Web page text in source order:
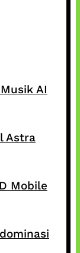
AI
Astra
Mobile